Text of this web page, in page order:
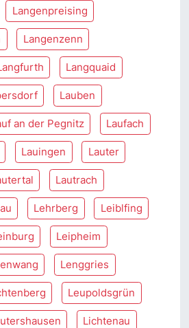
Langenpreising
Langenzenn
Langquaid
Lauben
an der Pegnitz Laufach
Lauingen Lauter
Lautrach
Lehrberg Leiblfing
Leipheim
Lenggries
Leupoldsgrün
Lichtenau